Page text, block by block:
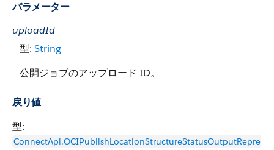
パラメーター
uploadId
型: String
公開ジョブのアップロード ID。
戻り値
型:
ConnectApi.OCIPublishLocationStructureStatusOutputRepre